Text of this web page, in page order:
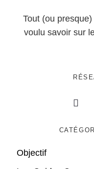
Tout (ou
voulu savoir sur
Objectif